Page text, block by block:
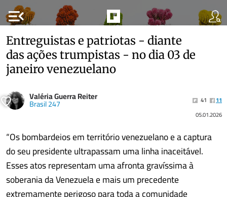
menu_open
Entreguistas e patriotas - diante
das ações trumpistas - no dia 03 de
janeiro venezuelano
Valéria Guerra Reiter
Brasil 247 41
11
05.01.2026
“Os bombardeios em território venezuelano e a captura
do seu presidente ultrapassam uma linha inaceitável.
Esses atos representam uma afronta gravíssima à
soberania da Venezuela e mais um precedente